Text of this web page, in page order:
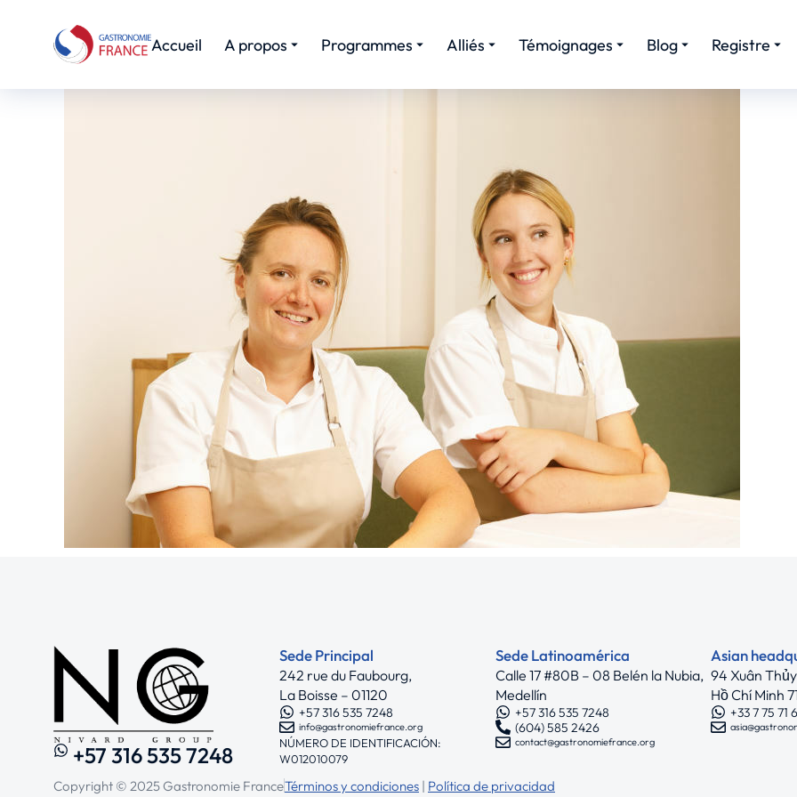
Accueil A propos Programmes Alliés Témoignages Blog Registre
+57 316 535 7248
Sede Principal
242 rue du Faubourg,
La Boisse – 01120
+57 316 535 7248
info@gastronomiefrance.org
NÚMERO DE IDENTIFICACIÓN:
W012010079
Sede Latinoamérica
Calle 17 #80B – 08 Belén la Nubia,
Medellín
+57 316 535 7248
(604) 585 2426
contact@gastronomiefrance.org
Asian
94 Xuân
Hồ Chí Minh
+33 7 75 71
Copyright © 2025 Gastronomie FranceTérminos y condiciones | Política de privacidad